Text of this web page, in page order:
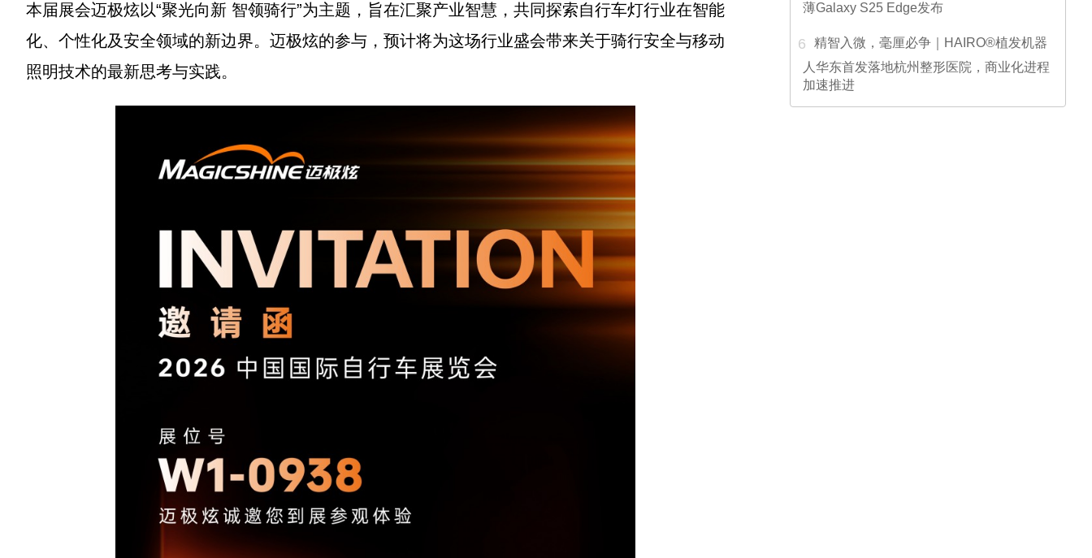
本届展会迈极炫以“聚光向新 智领骑行”为主题，旨在汇聚产业智慧，共同探索自行车灯行业在智能
化、个性化及安全领域的新边界。迈极炫的参与，预计将为这场行业盛会带来关于骑行安全与移动
照明技术的最新思考与实践。
薄Galaxy S25 Edge发布
6
精智入微，毫厘必争｜HAIRO®植发机器
人华东首发落地杭州整形医院，商业化进程
加速推进